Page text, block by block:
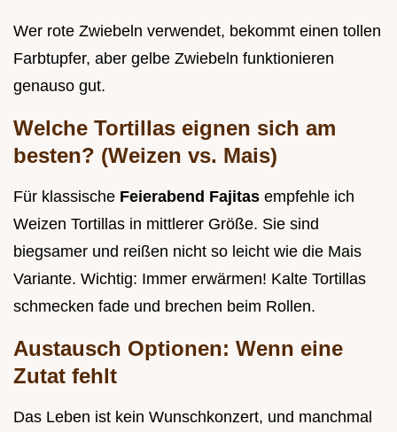
Wer rote Zwiebeln verwendet, bekommt einen tollen
Farbtupfer, aber gelbe Zwiebeln funktionieren
genauso gut.
Welche Tortillas eignen sich am
besten? (Weizen vs. Mais)
Für klassische Feierabend Fajitas empfehle ich
Weizen Tortillas in mittlerer Größe. Sie sind
biegsamer und reißen nicht so leicht wie die Mais
Variante. Wichtig: Immer erwärmen! Kalte Tortillas
schmecken fade und brechen beim Rollen.
Austausch Optionen: Wenn eine
Zutat fehlt
Das Leben ist kein Wunschkonzert, und manchmal